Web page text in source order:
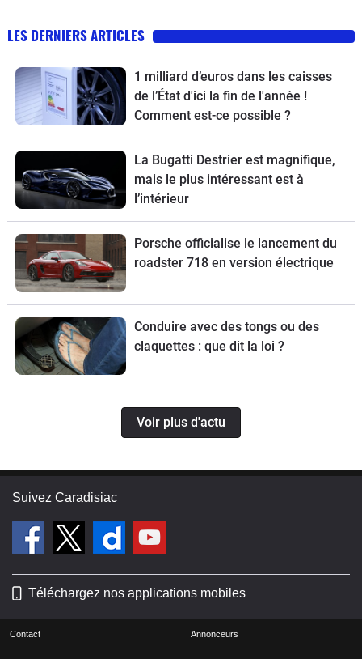
LES DERNIERS ARTICLES
1 milliard d’euros dans les caisses
de l’État d'ici la fin de l'année !
Comment est-ce possible ?
La Bugatti Destrier est magnifique,
mais le plus intéressant est à
l’intérieur
Porsche officialise le lancement du
roadster 718 en version électrique
Conduire avec des tongs ou des
claquettes : que dit la loi ?
Voir plus d'actu
Suivez Caradisiac
Téléchargez nos applications mobiles
Contact Annonceurs